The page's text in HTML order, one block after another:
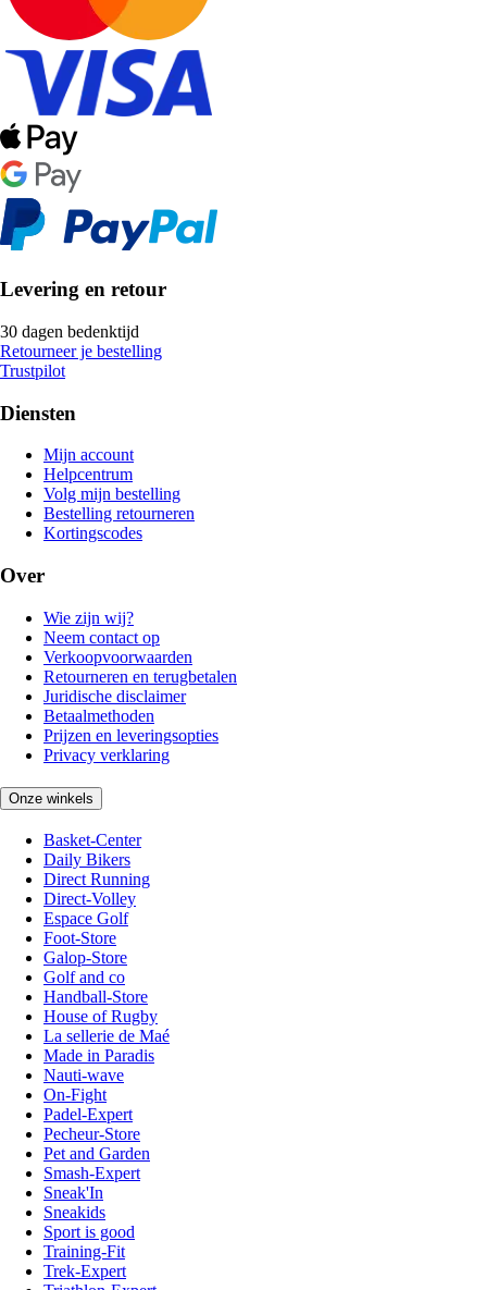
Levering en retour
30 dagen bedenktijd
Retourneer je bestelling
Trustpilot
Diensten
Mijn account
Helpcentrum
Volg mijn bestelling
Bestelling retourneren
Kortingscodes
Over
Wie zijn wij?
Neem contact op
Verkoopvoorwaarden
Retourneren en terugbetalen
Juridische disclaimer
Betaalmethoden
Prijzen en leveringsopties
Privacy verklaring
Onze winkels
Basket-Center
Daily Bikers
Direct Running
Direct-Volley
Espace Golf
Foot-Store
Galop-Store
Golf and co
Handball-Store
House of Rugby
La sellerie de Maé
Made in Paradis
Nauti-wave
On-Fight
Padel-Expert
Pecheur-Store
Pet and Garden
Smash-Expert
Sneak'In
Sneakids
Sport is good
Training-Fit
Trek-Expert